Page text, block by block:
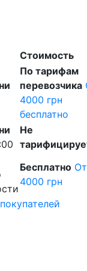
Cтоимость
По тарифам
перевозчика
4000 грн
бесплатно
Не
Бесплатно От
4000 грн